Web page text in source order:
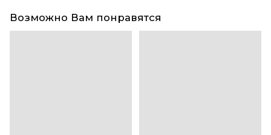
Возможно Вам понравятся